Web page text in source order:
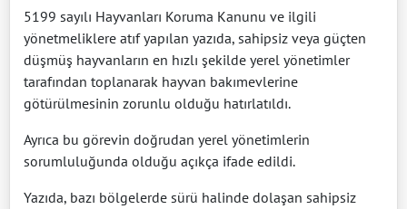
5199 sayılı Hayvanları Koruma Kanunu ve ilgili
yönetmeliklere atıf yapılan yazıda, sahipsiz veya güçten
düşmüş hayvanların en hızlı şekilde yerel yönetimler
tarafından toplanarak hayvan bakımevlerine
götürülmesinin zorunlu olduğu hatırlatıldı.
Ayrıca bu görevin doğrudan yerel yönetimlerin
sorumluluğunda olduğu açıkça ifade edildi.
Yazıda, bazı bölgelerde sürü halinde dolaşan sahipsiz